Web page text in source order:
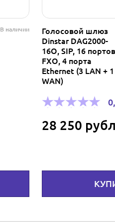
В наличии
Голосовой шлюз
Dinstar DAG2000-
16O, SIP, 16 портов
FXO, 4 порта
Ethernet (3 LAN + 1
WAN)
28 250